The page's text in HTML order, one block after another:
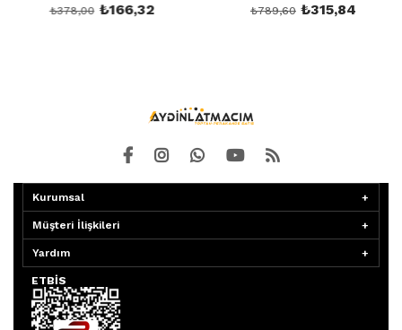
₺166,32
₺378,00 ₺315,84
₺789,60
Kurumsal
Müşteri İlişkileri
Yardım
ETBİS